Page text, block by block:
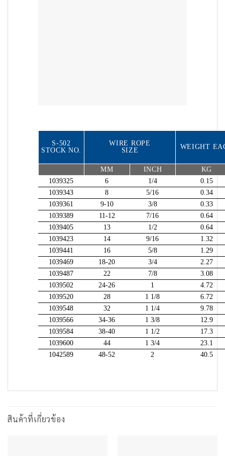
S-502
STOCK NO.
WIRE ROPE
SIZE
WEIGHT
MM INCH
KG
1039325
6 1/4
0.15
1039343
8 5/16
0.34
1039361
9-10 3/8
0.33
1039389
11-12 7/16
0.64
1039405
13 1/2
0.64
1039423
14 9/16
1.32
1039441
16 5/8
1.29
1039469
18-20 3/4
2.27
1039487
22 7/8
3.08
1039502
24-26 1
4.72
1039520
28 1 1/8
6.72
1039548
32 1 1/4
9.78
1039566
34-36 1 3/8
12.9
1039584
38-40 1 1/2
17.3
1039600
44 1 3/4
23.1
1042589
48-52 2 40.5
สินค้าที่เกี่ยวข้อง